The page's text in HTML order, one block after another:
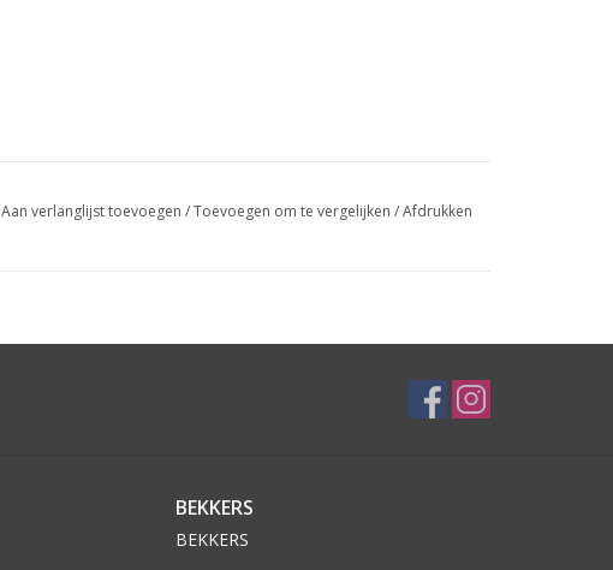
Aan verlanglijst toevoegen /Toevoegen om te vergelijken /Afdrukken
BEKKERS
BEKKERS